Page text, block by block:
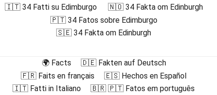
🇮🇹 34 Fatti su Edimburgo
🇳🇴 34 Fakta om Edinburgh
🇵🇹 34 Fatos sobre Edimburgo
🇸🇪 34 Fakta om Edinburgh
🌍 Facts
🇩🇪 Fakten auf Deutsch
🇫🇷 Faits en français
🇪🇸 Hechos en Español
🇮🇹 Fatti in Italiano
🇧🇷 🇵🇹 Fatos em português